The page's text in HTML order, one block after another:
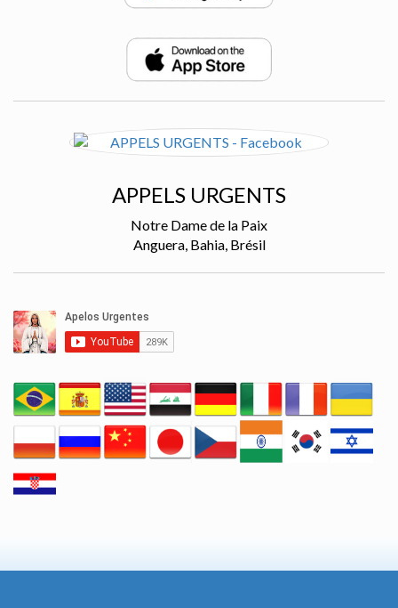
APPELS URGENTS
Notre Dame de la Paix
Anguera, Bahia, Brésil